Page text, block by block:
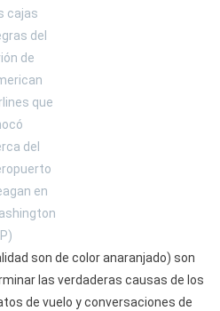
cajas
del
de
que
del
en
son de color anaranjado) son
las verdaderas causas de los
de vuelo y conversaciones de